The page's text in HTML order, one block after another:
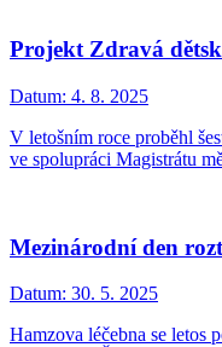
Projekt Zdravá
Datum: 4. 8. 2025
V letošním roce proběhl
ve spolupráci Magistrátu
Mezinárodní den
Datum: 30. 5. 2025
Hamzova léčebna se letos